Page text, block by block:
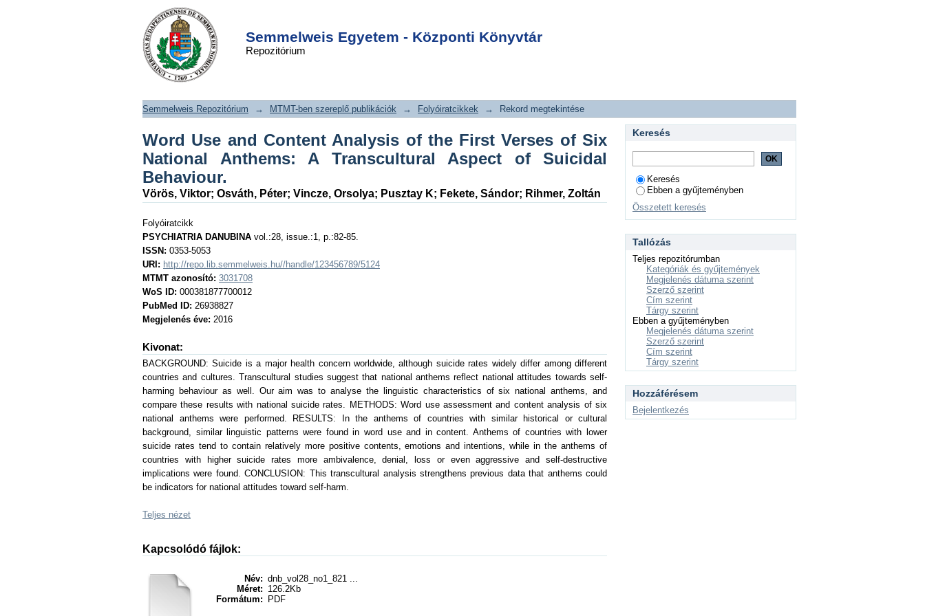
Semmelweis Egyetem - Központi Könyvtár
Repozitórium
Word Use and Content Analysis of the
First Verses of Six National Anthems:
A Transcultural Aspect of Suicidal
Behaviour.
DSpace/Manakin Repository
Semmelweis Repozitórium → MTMT-ben szereplő publikációk → Folyóiratcikkek → Rekord megtekintése
Word Use and Content Analysis of the First Verses of Six
National Anthems: A Transcultural Aspect of Suicidal
Behaviour.
Vörös, Viktor; Osváth, Péter; Vincze, Orsolya; Pusztay K; Fekete, Sándor; Rihmer, Zoltán
Folyóiratcikk
PSYCHIATRIA DANUBINA vol.:28, issue.:1, p.:82-85.
ISSN: 0353-5053
URI: http://repo.lib.semmelweis.hu//handle/123456789/5124
MTMT azonosító: 3031708
WoS ID: 000381877700012
PubMed ID: 26938827
Megjelenés éve: 2016
Kivonat:
BACKGROUND: Suicide is a major health concern worldwide, although suicide rates widely differ among different
countries and cultures. Transcultural studies suggest that national anthems reflect national attitudes towards self-
harming behaviour as well. Our aim was to analyse the linguistic characteristics of six national anthems, and
compare these results with national suicide rates. METHODS: Word use assessment and content analysis of six
national anthems were performed. RESULTS: In the anthems of countries with similar historical or cultural
background, similar linguistic patterns were found in word use and in content. Anthems of countries with lower
suicide rates tend to contain relatively more positive contents, emotions and intentions, while in the anthems of
countries with higher suicide rates more ambivalence, denial, loss or even aggressive and self-destructive
implications were found. CONCLUSION: This transcultural analysis strengthens previous data that anthems could
be indicators for national attitudes toward self-harm.
Teljes nézet
Kapcsolódó fájlok:
Név: dnb_vol28_no1_821 ...
Méret: 126.2Kb
Formátum:
PDF
Keresés
Keresés
Ebben a gyűjteményben
Összetett keresés
Tallózás
Teljes repozitórumban
Kategóriák és gyűjtemények
Megjelenés dátuma szerint
Szerző szerint
Cím szerint
Tárgy szerint
Ebben a gyűjteményben
Megjelenés dátuma szerint
Szerző szerint
Cím szerint
Tárgy szerint
Hozzáférésem
Bejelentkezés